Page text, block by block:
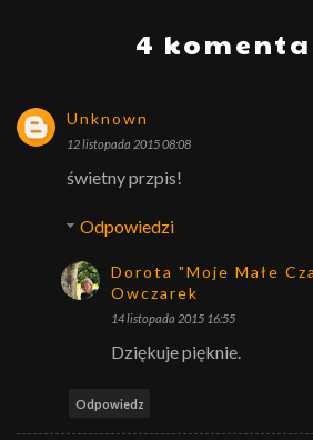
4
Unknown
12 listopada 2015 08:08
świetny przpis!
Odpowiedzi
Dorota "Moje Małe
Owczarek
14 listopada 2015 16:55
Dziękuje pięknie.
Odpowiedz